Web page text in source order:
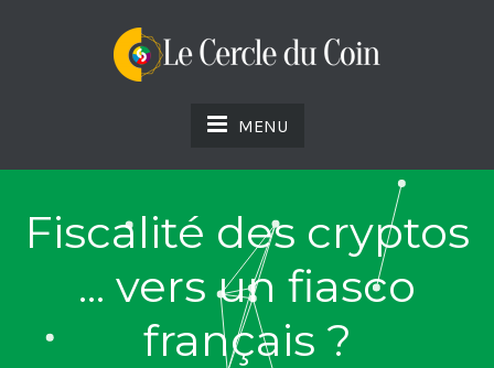
MENU
Fiscalité des cryptos
... vers un fiasco
français ?